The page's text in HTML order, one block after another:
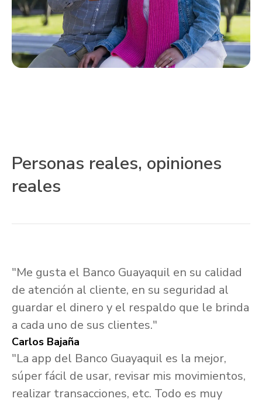
Personas reales, opiniones
reales
"Me gusta el Banco Guayaquil en su calidad
de atención al cliente, en su seguridad al
guardar el dinero y el respaldo que le brinda
a cada uno de sus clientes."
Carlos Bajaña
"La app del Banco Guayaquil es la mejor,
súper fácil de usar, revisar mis movimientos,
realizar transacciones, etc. Todo es muy